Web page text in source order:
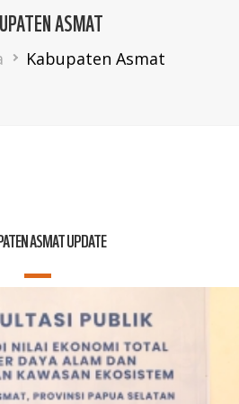
ASMAT
Kabupaten Asmat
ASMAT UPDATE